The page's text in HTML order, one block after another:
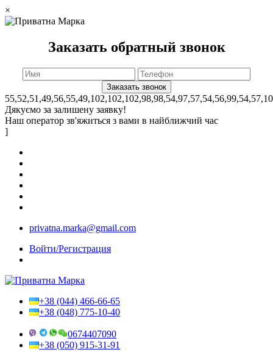
×
Заказать обратный звонок
Дякуємо за залишену заявку!
Наш оператор зв'яжиться з вами в найближчий час
]
privatna.marka@gmail.com
Войти/Регистрация
+38 (044) 466-66-65
+38 (048) 775-10-40
0674407090
+38 (050) 915-31-91